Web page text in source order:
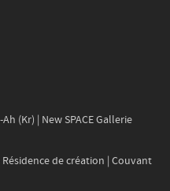
(Kr) | New SPACE Gallerie
Résidence de création | Couvant